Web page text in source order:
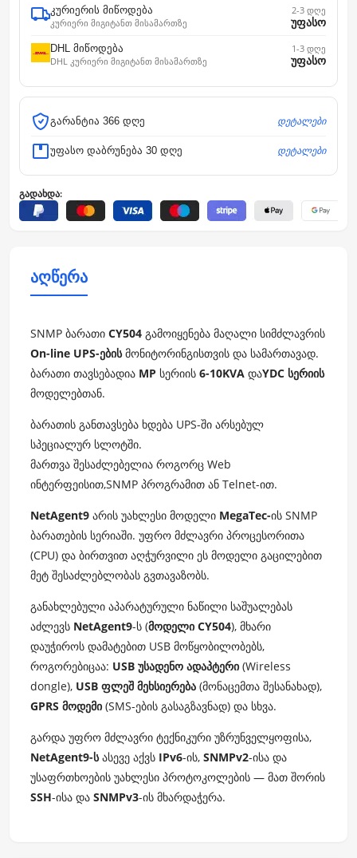
კურიერის მიწოდება
კურიერი მიგიტანთ მისამართზე
2-3 დღე
უფასო
DHL მიწოდება
DHL კურიერი მიგიტანთ მისამართზე
1-3 დღე
უფასო
გარანტია 366 დღე დეტალები
უფასო დაბრუნება 30 დღე დეტალები
გადახდა:
აღწერა
SNMP ბარათი CY504 გამოიყენება მაღალი სიმძლავრის
On-line UPS-ებისმონიტორინგისთვის და სამართავად.
ბარათი თავსებადია MP სერიის 6-10KVA დაYDC სერიის
მოდელებთან.
ბარათის განთავსება ხდება UPS-ში არსებულ
სპეციალურ სლოტში.
მართვა შესაძლებელია როგორც Web
ინტერფეისით,SNMP პროგრამით ან Telnet-ით.
NetAgent9 არის უახლესი მოდელი MegaTec-ის SNMP
ბარათების სერიაში. უფრო მძლავრი პროცესორითა
(CPU) და ბირთვით აღჭურვილი ეს მოდელი გაცილებით
მეტ შესაძლებლობას გვთავაზობს.
განახლებული აპარატურული ნაწილი საშუალებას
აძლევს NetAgent9-ს (მოდელი CY504), მხარი
დაუჭიროს დამატებით USB მოწყობილობებს,
როგორებიცაა: USB უსადენო ადაპტერი (Wireless
dongle), USB ფლეშ მეხსიერება (მონაცემთა შესანახად),
GPRS მოდემი (SMS-ების გასაგზავნად) და სხვა.
გარდა უფრო მძლავრი ტექნიკური უზრუნველყოფისა,
NetAgent9-სასევე აქვს IPv6-ის, SNMPv2-ისა და
უსაფრთხოების უახლესი პროტოკოლების — მათ შორის
SSH-ისა და SNMPv3-ის მხარდაჭერა.